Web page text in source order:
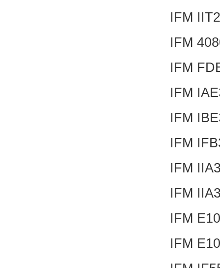
IFM
IFM
IFM
IFM
IFM
IFM
IFM
IFM
IFM
IFM